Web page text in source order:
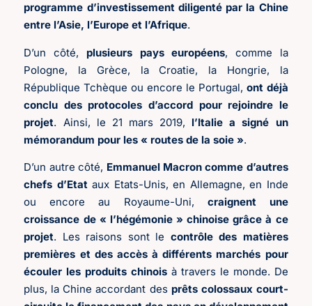
programme d’investissement diligenté par la Chine
entre l’Asie, l’Europe et l’Afrique.
D’un côté, plusieurs pays européens, comme la
Pologne, la Grèce, la Croatie, la Hongrie, la
République Tchèque ou encore le Portugal, ont déjà
conclu des protocoles d’accord pour rejoindre le
projet. Ainsi, le 21 mars 2019, l’Italie a signé un
mémorandum pour les « routes de la soie ».
D’un autre côté, Emmanuel Macron comme d’autres
chefs d’Etataux Etats-Unis, en Allemagne, en Inde
ou encore au Royaume-Uni, craignent une
croissance de « l’hégémonie » chinoise grâce à ce
projet. Les raisons sont le contrôle des matières
premières et des accès à différents marchés pour
écouler les produits chinois à travers le monde. De
plus, la Chine accordant des prêts colossaux court-